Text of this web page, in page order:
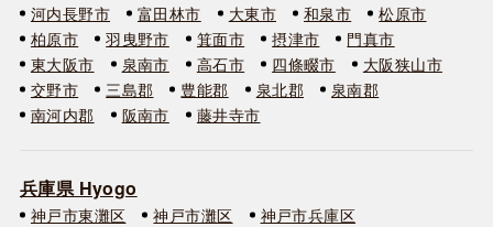
河内長野市
富田林市 大東市 和泉市
松原市
柏原市
羽曳野市 箕面市 摂津市
門真市
東大阪市
泉南市 高石市 四條畷市
大阪狭山市
交野市
三島郡 豊能郡 泉北郡
泉南郡
南河内郡
阪南市 藤井寺市
兵庫県 Hyogo
神戸市東灘区 神戸市灘区
神戸市兵庫区